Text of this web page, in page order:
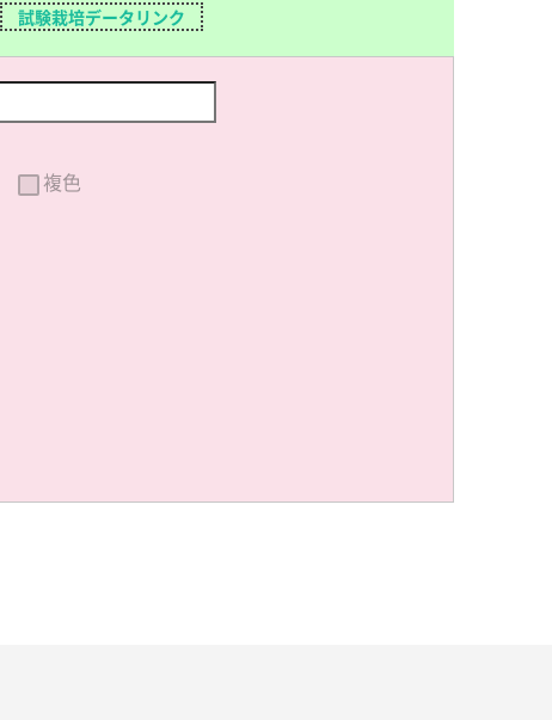
試験栽培データリンク
複色